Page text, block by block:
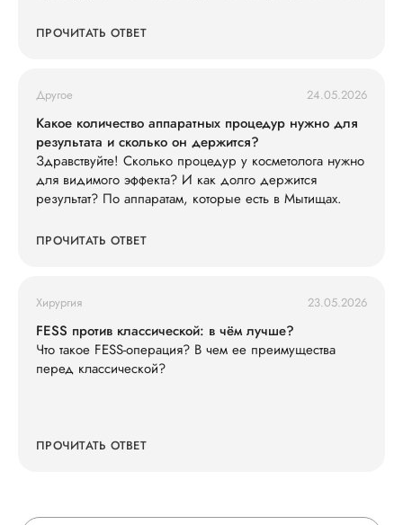
ПРОЧИТАТЬ ОТВЕТ
Другое 24.05.2026
Какое количество аппаратных процедур нужно для
результата и сколько он держится?
Здравствуйте! Сколько процедур у косметолога нужно
для видимого эффекта? И как долго держится
результат? По аппаратам, которые есть в Мытищах.
ПРОЧИТАТЬ ОТВЕТ
Хирургия 23.05.2026
FESS против классической: в чём лучше?
Что такое FESS-операция? В чем ее преимущества
перед классической?
ПРОЧИТАТЬ ОТВЕТ